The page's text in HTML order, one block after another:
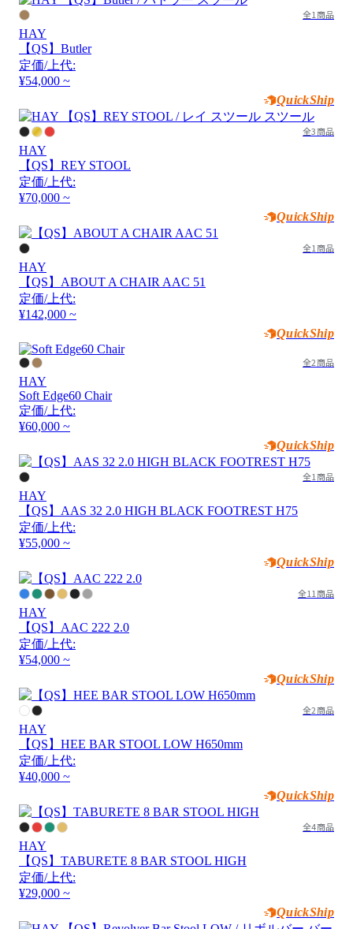
全1商品
HAY
【QS】Butler
定価/上代:
¥54,000 ~
QuickShip
全3商品
HAY
【QS】REY STOOL
定価/上代:
¥70,000 ~
QuickShip
全1商品
HAY
【QS】ABOUT A CHAIR AAC 51
定価/上代:
¥142,000 ~
QuickShip
全2商品
HAY
Soft Edge60 Chair
定価/上代:
¥60,000 ~
QuickShip
全1商品
HAY
【QS】AAS 32 2.0 HIGH BLACK FOOTREST H75
定価/上代:
¥55,000 ~
QuickShip
全11商品
HAY
【QS】AAC 222 2.0
定価/上代:
¥54,000 ~
QuickShip
全2商品
HAY
【QS】HEE BAR STOOL LOW H650mm
定価/上代:
¥40,000 ~
QuickShip
全4商品
HAY
【QS】TABURETE 8 BAR STOOL HIGH
定価/上代:
¥29,000 ~
QuickShip